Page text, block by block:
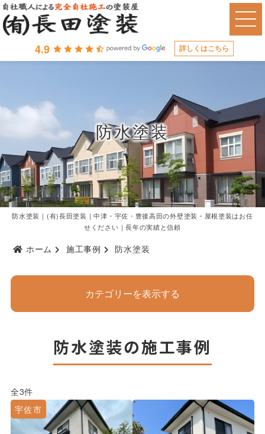
4.9 詳しくはこちら
防水塗装
防水塗装｜(有)長田塗装｜中津・宇佐・豊後高田の外壁塗装・屋根塗装はお任
せください｜長年の実績と信頼
ホーム 施工事例 防水塗装
カテゴリーを表示する
防水塗装の施工事例
全3件
宇佐市